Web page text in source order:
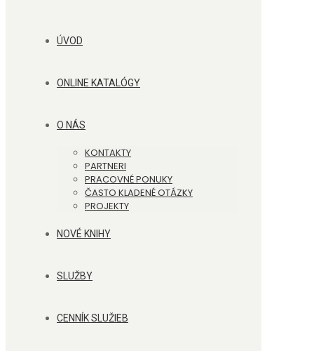
ÚVOD
ONLINE KATALÓGY
O NÁS
KONTAKTY
PARTNERI
PRACOVNÉ PONUKY
ČASTO KLADENÉ OTÁZKY
PROJEKTY
NOVÉ KNIHY
SLUŽBY
CENNÍK SLUŽIEB